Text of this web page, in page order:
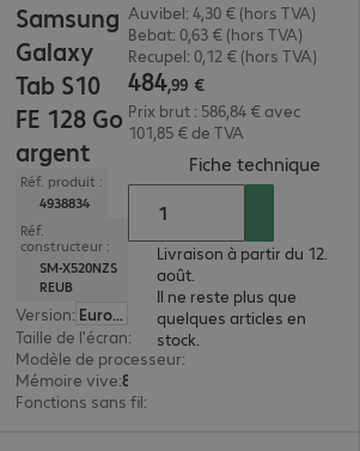
Samsung
Galaxy
Tab S10
FE 128 Go
argent
Réf. produit :
4938834
Réf.
constructeur :
SM-X520NZS
REUB
Version:
Europe
Taille de l'écran: 27,7 cm (10,9")
Modèle de processeur:
Mémoire vive:
Fonctions sans fil:
Auvibel: 4,30 € (hors TVA)
Bebat: 0,63 € (hors TVA)
Recupel: 0,12 € (hors TVA)
484,99 €
Prix brut : 586,84 € avec
101,85 € de TVA
Fiche technique
Livraison à partir du 12.
août.
Il ne reste plus que
quelques articles en
stock.